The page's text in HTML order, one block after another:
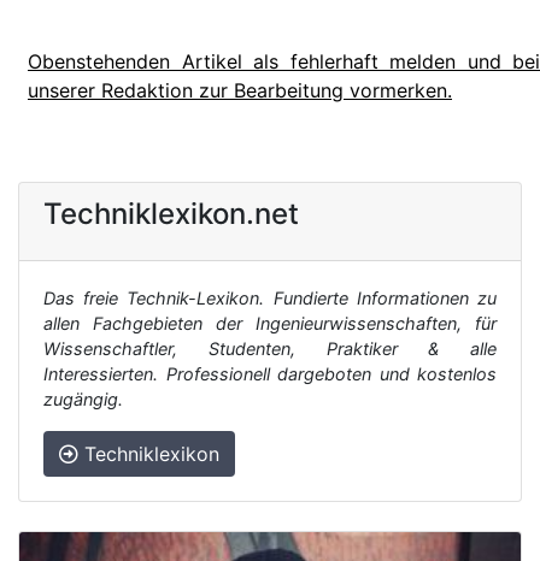
Obenstehenden Artikel als fehlerhaft melden und bei
unserer Redaktion zur Bearbeitung vormerken.
Techniklexikon.net
Das freie Technik-Lexikon. Fundierte Informationen zu
allen Fachgebieten der Ingenieurwissenschaften, für
Wissenschaftler, Studenten, Praktiker & alle
Interessierten. Professionell dargeboten und kostenlos
zugängig.
Techniklexikon